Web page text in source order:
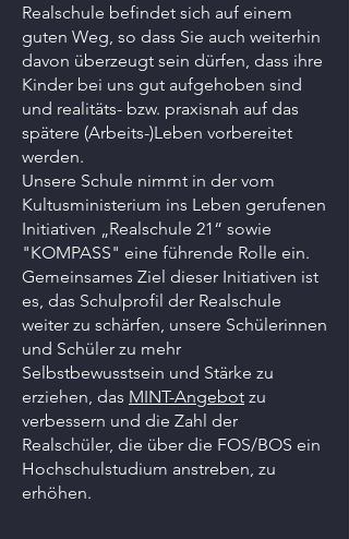
Realschule befindet sich auf einem
guten Weg, so dass Sie auch weiterhin
davon überzeugt sein dürfen, dass ihre
Kinder bei uns gut aufgehoben sind
und realitäts- bzw. praxisnah auf das
spätere (Arbeits-)Leben vorbereitet
werden.
Unsere Schule nimmt in der vom
Kultusministerium ins Leben gerufenen
Initiativen „Realschule 21“ sowie
"KOMPASS" eine führende Rolle ein.
Gemeinsames Ziel dieser Initiativen ist
es, das Schulprofil der Realschule
weiter zu schärfen, unsere Schülerinnen
und Schüler zu mehr
Selbstbewusstsein und Stärke zu
erziehen, das MINT-Angebot zu
verbessern und die Zahl der
Realschüler, die über die FOS/BOS ein
Hochschulstudium anstreben, zu
erhöhen.